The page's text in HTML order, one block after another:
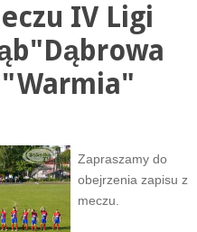
IV Ligi
"Warmia"
Zapraszamy do
obejrzenia zapisu z
meczu.